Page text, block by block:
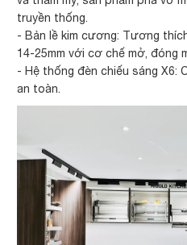
truyền thống.
- Bản lề kim cương: Tương
14-25mm với cơ chế mở, đóng
- Hệ thống đèn chiếu sáng X6:
an toàn.